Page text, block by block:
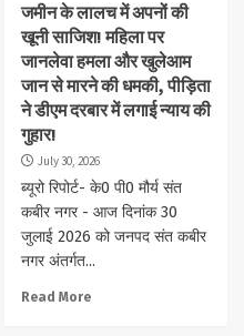
जमीन के लालच में अपनों की
खूनी साजिश! महिला पर
जानलेवा हमला और खुलेआम
जान से मारने की धमकी, पीड़िता
ने डीएम दरबार में लगाई न्याय की
गुहार!
July 30, 2026
ब्यूरो रिपोर्ट- के0 पी0 मौर्य संत
कबीर नगर - आज दिनांक 30
जुलाई 2026 को जनपद संत कबीर
नगर अंतर्गत...
Read More